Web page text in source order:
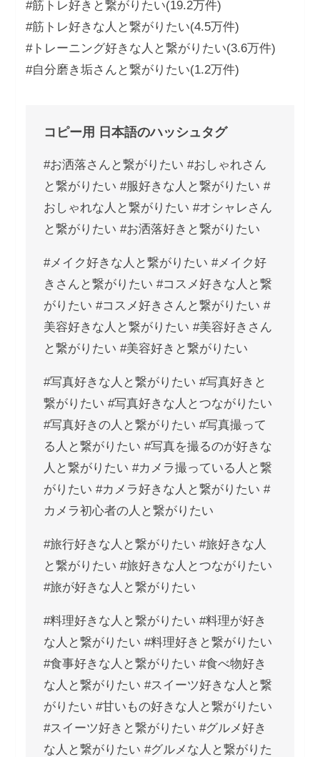
#筋トレ好きと繋がりたい(19.2万件)
#筋トレ好きな人と繋がりたい(4.5万件)
#トレーニング好きな人と繋がりたい(3.6万件)
#自分磨き垢さんと繋がりたい(1.2万件)
コピー用 日本語のハッシュタグ
#お洒落さんと繋がりたい #おしゃれさん
と繋がりたい #服好きな人と繋がりたい #
おしゃれな人と繋がりたい #オシャレさん
と繋がりたい #お洒落好きと繋がりたい
#メイク好きな人と繋がりたい #メイク好
きさんと繋がりたい #コスメ好きな人と繋
がりたい #コスメ好きさんと繋がりたい #
美容好きな人と繋がりたい #美容好きさん
と繋がりたい #美容好きと繋がりたい
#写真好きな人と繋がりたい #写真好きと
繋がりたい #写真好きな人とつながりたい
#写真好きの人と繋がりたい #写真撮って
る人と繋がりたい #写真を撮るのが好きな
人と繋がりたい #カメラ撮っている人と繋
がりたい #カメラ好きな人と繋がりたい #
カメラ初心者の人と繋がりたい
#旅行好きな人と繋がりたい #旅好きな人
と繋がりたい #旅好きな人とつながりたい
#旅が好きな人と繋がりたい
#料理好きな人と繋がりたい #料理が好き
な人と繋がりたい #料理好きと繋がりたい
#食事好きな人と繋がりたい #食べ物好き
な人と繋がりたい #スイーツ好きな人と繋
がりたい #甘いもの好きな人と繋がりたい
#スイーツ好きと繋がりたい #グルメ好き
な人と繋がりたい #グルメな人と繋がりた